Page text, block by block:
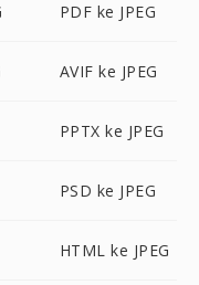
PDF ke JPEG
AVIF ke JPEG
PPTX ke JPEG
PSD ke JPEG
HTML ke JPEG